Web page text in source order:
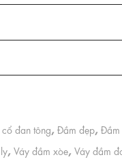
đan tông, Đầm đẹp, Đầm
, Váy đầm xòe, Váy đầm